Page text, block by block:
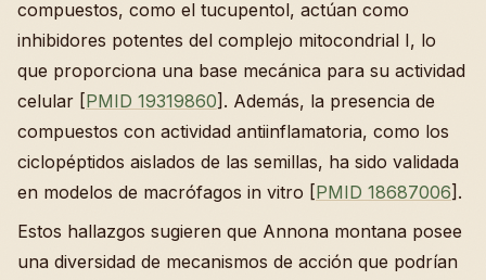
compuestos, como el tucupentol, actúan como
inhibidores potentes del complejo mitocondrial I, lo
que proporciona una base mecánica para su actividad
celular [PMID 19319860]. Además, la presencia de
compuestos con actividad antiinflamatoria, como los
ciclopéptidos aislados de las semillas, ha sido validada
en modelos de macrófagos in vitro [PMID 18687006].
Estos hallazgos sugieren que Annona montana posee
una diversidad de mecanismos de acción que podrían